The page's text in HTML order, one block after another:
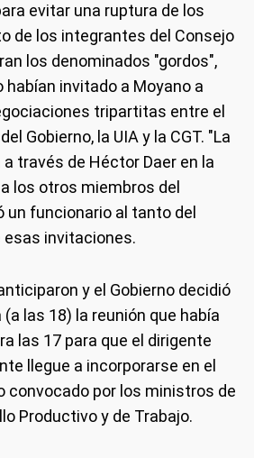
evitar una ruptura de los
de los integrantes del Consejo
los denominados "gordos",
habían invitado a Moyano a
tripartitas entre el
Gobierno, la UIA y la CGT. "La
través de Héctor Daer en la
los otros miembros del
un funcionario al tanto del
invitaciones.
y el Gobierno decidió
las 18) la reunión que había
las 17 para que el dirigente
llegue a incorporarse en el
convocado por los ministros de
Productivo y de Trabajo.